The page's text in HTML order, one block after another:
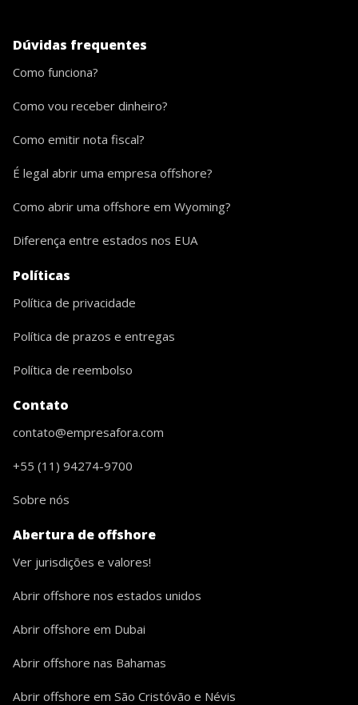
Dúvidas frequentes
Como funciona?
Como vou receber dinheiro?
Como emitir nota fiscal?
É legal abrir uma empresa offshore?
Como abrir uma offshore em Wyoming?
Diferença entre estados nos EUA
Políticas
Política de privacidade
Política de prazos e entregas
Política de reembolso
Contato
contato@empresafora.com
+55 (11) 94274-9700
Sobre nós
Abertura de offshore
Ver jurisdições e valores!
Abrir offshore nos estados unidos
Abrir offshore em Dubai
Abrir offshore nas Bahamas
Abrir offshore em São Cristóvão e Névis